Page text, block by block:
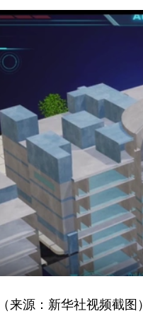
来源：新华社视频截图）